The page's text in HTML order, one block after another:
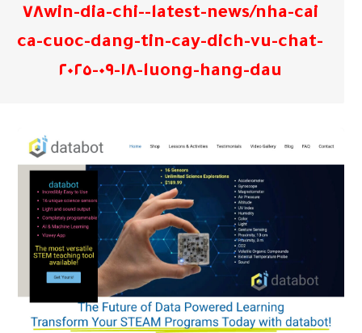
latest-news/nha-cai-٧٨win-dia-chi-
ca-cuoc-dang-tin-cay-dich-vu-chat-
luong-hang-dau-١٨-٠٩-٢٠٢٥